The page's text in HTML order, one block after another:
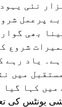
فوری بعد 13 ہزار
پرعمل
بھی
شروع
یاد رہے
میں
میں کہا